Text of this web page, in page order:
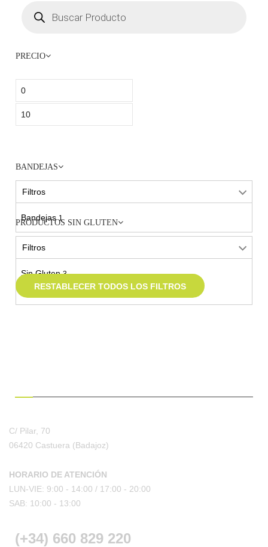
PRECIO
BANDEJAS
Filtros
Bandejas1
PRODUCTOS SIN GLUTEN
Filtros
Sin Gluten3
3RESTABLECER TODOS LOS FILTROS
C/ Pilar, 70
06420 Castuera (Badajoz)
HORARIO DE ATENCIÓN
LUN-VIE: 9:00 - 14:00 / 17:00 - 20:00
SAB: 10:00 - 13:00
(+34) 660 829 220